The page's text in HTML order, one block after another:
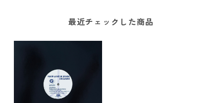
最近チェックした商品